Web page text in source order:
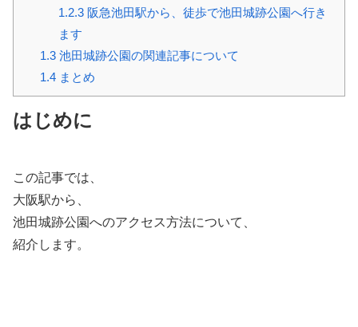
1.2.3阪急池田駅から、徒歩で池田城跡公園へ行き
ます
1.3池田城跡公園の関連記事について
1.4まとめ
はじめに
この記事では、
大阪駅から、
池田城跡公園へのアクセス方法について、
紹介します。